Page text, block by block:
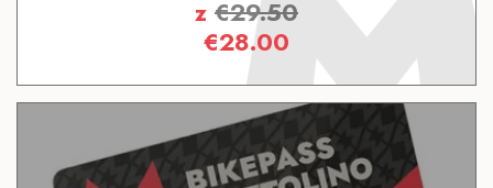
z €29.50
€28.00